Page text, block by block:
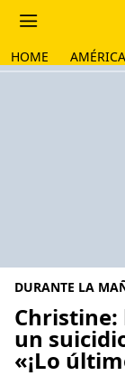
HOME AMÉRICA
DURANTE LA
un
«¡Lo